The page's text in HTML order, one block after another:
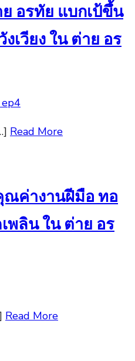
อรทัย แบกเป้ขึ้น
เวียง ใน ต่าย อร
Read More
ณค่างานฝีมือ ทอ
พลิน ใน ต่าย อร
Read More